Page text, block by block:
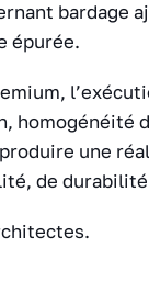
bardage
épurée.
homogénéité
une
de